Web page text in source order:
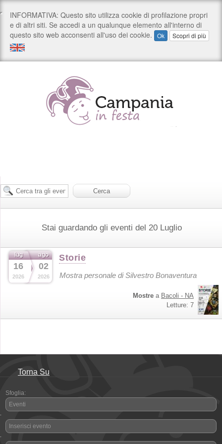
Stai guardando gli eventi del 20 Luglio
lug
16
2026
ago
02
2026
Storie
Mostra personale di Silvestro Bonaventura
Mostre a Bacoli - NA
Letture: 7
Torna Su
Sfoglia:
Eventi
-
Inserisci evento
-